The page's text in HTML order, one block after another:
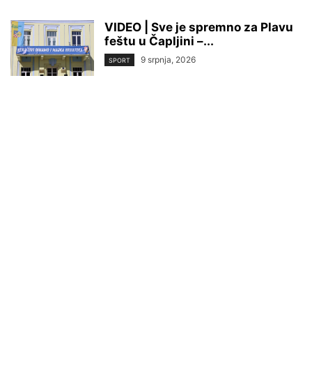
VIDEO | Sve je spremno za Plavu
feštu u Čapljini –...
SPORT 9 srpnja, 2026